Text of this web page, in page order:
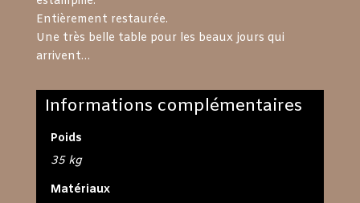
Entièrement restaurée.
Une très belle table pour les beaux jours qui
arrivent…
Informations complémentaires
Poids
35 kg
Matériaux